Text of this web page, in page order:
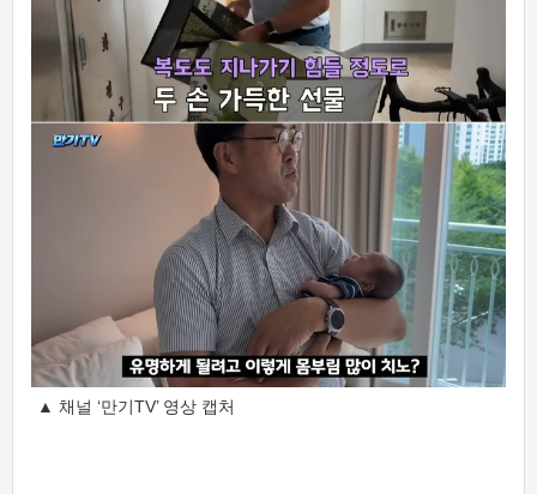
▲ 채널 ‘만기TV’ 영상 캡처